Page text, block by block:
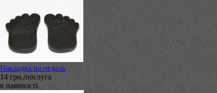
Накладка на педаль
14 грн./послуга
в наявності